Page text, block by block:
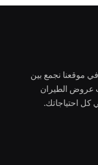
موقعنا نجمع بين
عروض الطيران
كل احتياجاتك.